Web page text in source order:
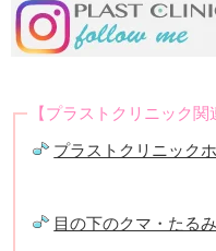
【プラストクリニック関
プラストクリニック
目の下のクマ・たる